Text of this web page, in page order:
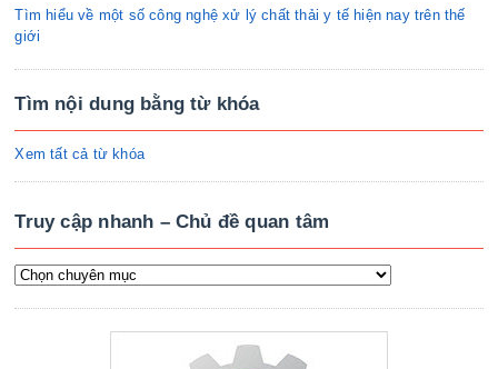
Tìm hiểu về một số công nghệ xử lý chất thải y tế hiện nay trên thế
giới
Tìm nội dung bằng từ khóa
Xem tất cả từ khóa
Truy cập nhanh – Chủ đề quan tâm